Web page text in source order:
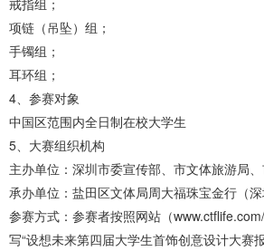
项链（吊坠）组；
手镯组；
耳环组；
4、参赛对象
中国区范围内全日制在校大学生
5、大赛组织机构
主办单位：深圳市委宣传部、市文体旅游局
承办单位：盐田区文体局周大福珠宝金行（
参赛方式：参赛者按照网站（
写“设想未来第四届大学生首饰创意设计大赛